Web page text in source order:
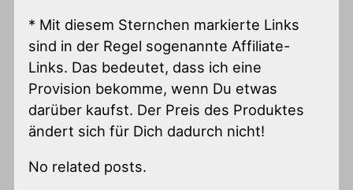
* Mit diesem Sternchen markierte Links
sind in der Regel sogenannte Affiliate-
Links. Das bedeutet, dass ich eine
Provision bekomme, wenn Du etwas
darüber kaufst. Der Preis des Produktes
ändert sich für Dich dadurch nicht!
No related posts.